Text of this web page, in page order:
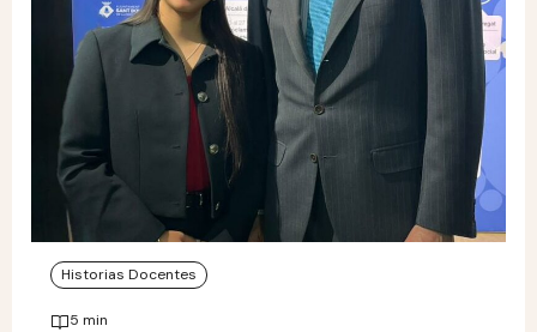
Historias Docentes
5 min